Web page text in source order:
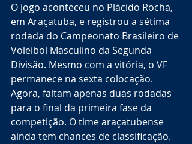
O jogo aconteceu no Plácido Rocha,
em Araçatuba, e registrou a sétima
rodada do Campeonato Brasileiro de
Voleibol Masculino da Segunda
Divisão. Mesmo com a vitória, o VF
permanece na sexta colocação.
Agora, faltam apenas duas rodadas
para o final da primeira fase da
competição. O time araçatubense
ainda tem chances de classificação.